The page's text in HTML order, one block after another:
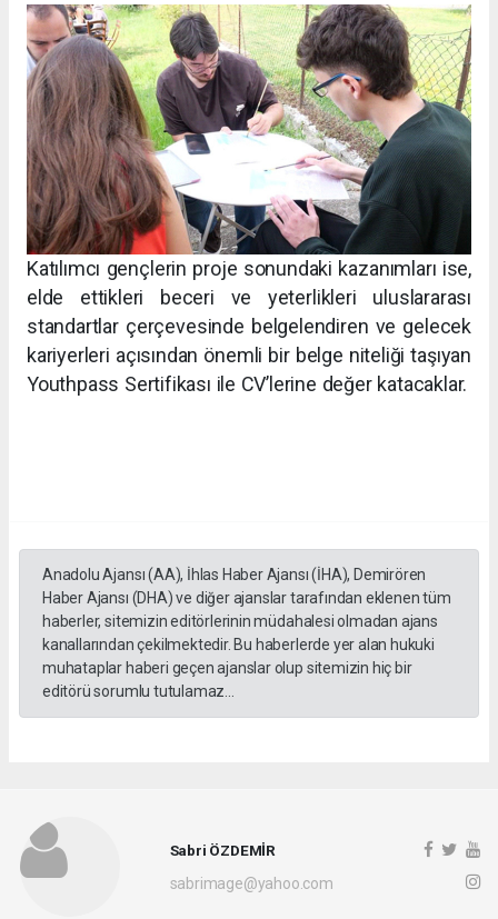
Katılımcı gençlerin proje sonundaki kazanımları ise,
elde ettikleri beceri ve yeterlikleri uluslararası
standartlar çerçevesinde belgelendiren ve gelecek
kariyerleri açısından önemli bir belge niteliği taşıyan
Youthpass Sertifikası ile CV’lerine değer katacaklar.
Anadolu Ajansı (AA), İhlas Haber Ajansı (İHA), Demirören
Haber Ajansı (DHA) ve diğer ajanslar tarafından eklenen tüm
haberler, sitemizin editörlerinin müdahalesi olmadan ajans
kanallarından çekilmektedir. Bu haberlerde yer alan hukuki
muhataplar haberi geçen ajanslar olup sitemizin hiç bir
editörü sorumlu tutulamaz...
Sabri ÖZDEMİR
sabrimage@yahoo.com